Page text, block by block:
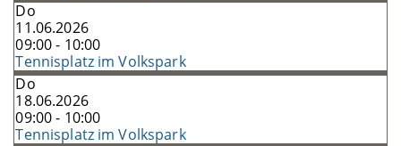
Do
11.06.2026
09:00 - 10:00
Tennisplatz im Volkspark
Do
18.06.2026
09:00 - 10:00
Tennisplatz im Volkspark